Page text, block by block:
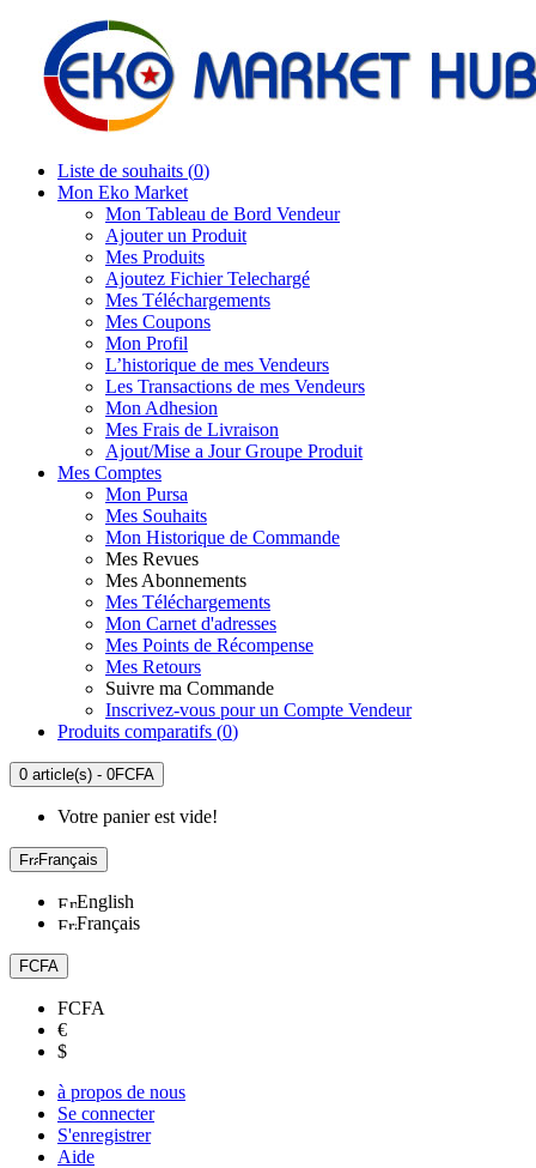
Liste de souhaits (0)
Mon Eko Market
Mon Tableau de Bord Vendeur
Ajouter un Produit
Mes Produits
Ajoutez Fichier Telechargé
Mes Téléchargements
Mes Coupons
Mon Profil
L’historique de mes Vendeurs
Les Transactions de mes Vendeurs
Mon Adhesion
Mes Frais de Livraison
Ajout/Mise a Jour Groupe Produit
Mes Comptes
Mon Pursa
Mes Souhaits
Mon Historique de Commande
Mes Revues
Mes Abonnements
Mes Téléchargements
Mon Carnet d'adresses
Mes Points de Récompense
Mes Retours
Suivre ma Commande
Inscrivez-vous pour un Compte Vendeur
Produits comparatifs (0)
0 article(s) - 0FCFA
Votre panier est vide!
Français
English
Français
FCFA
FCFA
€
$
à propos de nous
Se connecter
S'enregistrer
Aide